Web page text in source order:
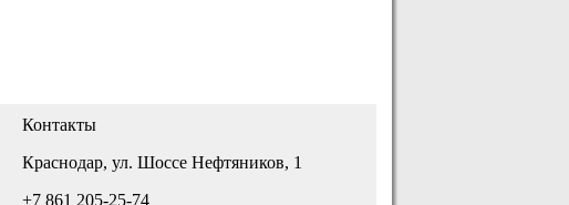
Контакты
Краснодар, ул. Шоссе Нефтяников, 1
+7 861 205-25-74